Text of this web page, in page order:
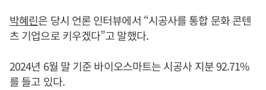
박혜린은 당시 언론 인터뷰에서 “시공사를 통합 문화 콘텐
츠 기업으로 키우겠다”고 말했다.
2024년 6월 말 기준 바이오스마트는 시공사 지분 92.71%
를 들고 있다.